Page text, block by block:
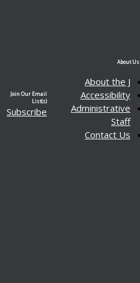
About Us
About the J
Accessibility
Administrative
Staff
Contact Us
Join Our Email
List(s)
Subscribe